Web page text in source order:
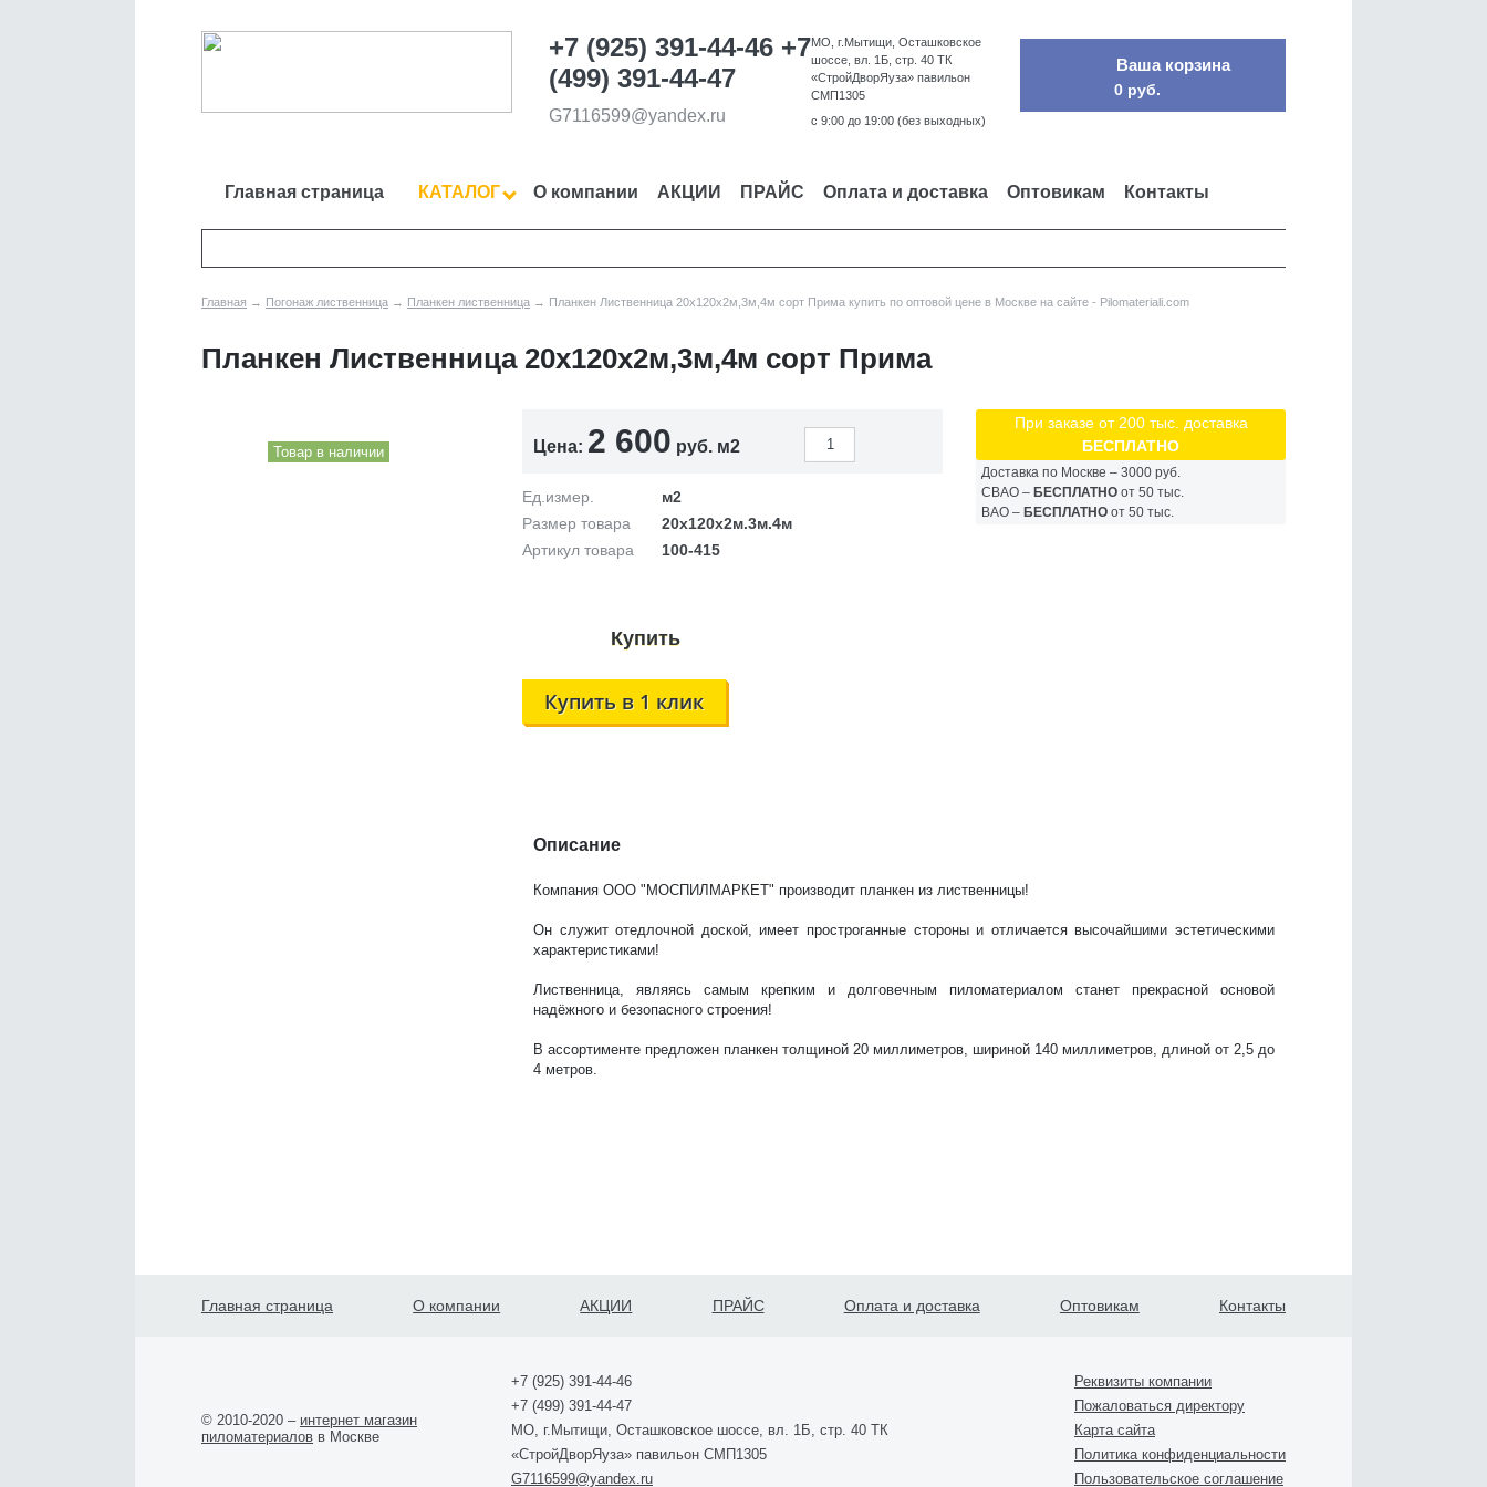
+7 (925) 391-44-46 +7
(499) 391-44-47
G7116599@yandex.ru
МО, г.Мытищи, Осташковское
шоссе, вл. 1Б, стр. 40 ТК
«СтройДворЯуза» павильон
СМП1305
c 9:00 до 19:00 (без выходных)
Ваша корзина
0 руб.
Главная страница КАТАЛОГ О компании АКЦИИ ПРАЙС Оплата и доставка Оптовикам Контакты
Главная → Погонаж лиственница → Планкен лиственница → Планкен Лиственница 20х120х2м,3м,4м сорт Прима купить по оптовой цене в Москве на сайте - Pilomateriali.com
Планкен Лиственница 20х120х2м,3м,4м сорт Прима
Товар в наличии Цена: 2 600 руб. м2
Ед.измер.
м2
Размер товара
20х120х2м.3м.4м
Артикул товара
100-415
Купить в 1 клик
При заказе от 200 тыс. доставка
БЕСПЛАТНО
Доставка по Москве – 3000 руб.
СВАО – БЕСПЛАТНО от 50 тыс.
ВАО – БЕСПЛАТНО от 50 тыс.
Описание
Компания ООО "МОСПИЛМАРКЕТ" производит планкен из лиственницы!
Он служит отедлочной доской, имеет простроганные стороны и отличается высочайшими эстетическими
характеристиками!
Лиственница, являясь самым крепким и долговечным пиломатериалом станет прекрасной основой
надёжного и безопасного строения!
В ассортименте предложен планкен толщиной 20 миллиметров, шириной 140 миллиметров, длиной от 2,5 до
4 метров.
Главная страница О компании АКЦИИ ПРАЙС Оплата и доставка Оптовикам Контакты
© 2010-2020 – интернет магазин
пиломатериалов в Москве
+7 (925) 391-44-46
+7 (499) 391-44-47
МО, г.Мытищи, Осташковское шоссе, вл. 1Б, стр. 40 ТК
«СтройДворЯуза» павильон СМП1305
G7116599@yandex.ru
Реквизиты компании
Пожаловаться директору
Карта сайта
Политика конфиденциальности
Пользовательское соглашение